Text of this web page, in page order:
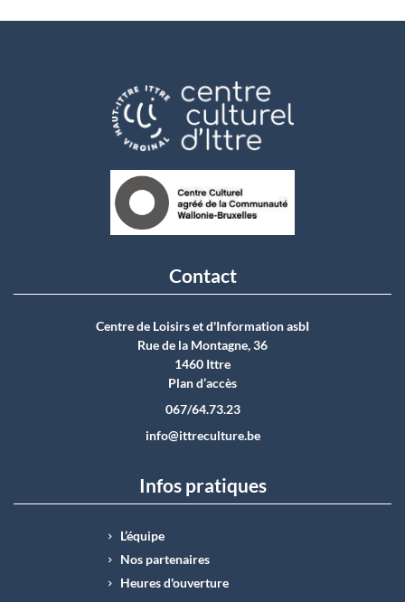
Contact
Centre de Loisirs et d'Information asbI
Rue de la Montagne, 36
1460 Ittre
Plan d’accès
067/64.73.23
info@ittreculture.be
Infos pratiques
L’équipe
Nos partenaires
Heures d'ouverture